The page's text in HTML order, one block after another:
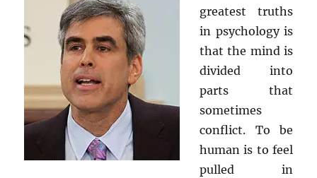
greatest truths
in psychology is
that the mind is
divided into
parts that
sometimes
conflict. To be
human is to feel
pulled in